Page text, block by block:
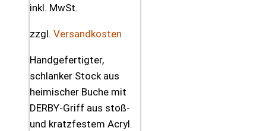
inkl. MwSt.
zzgl. Versandkosten
Handgefertigter,
schlanker Stock aus
heimischer Buche mit
DERBY-Griff aus stoß-
und kratzfestem Acryl.